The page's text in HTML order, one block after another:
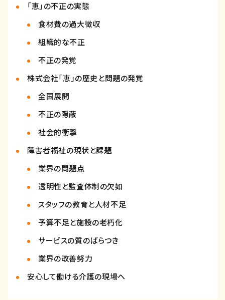
「恵」の不正の実態
食材費の過大徴収
組織的な不正
不正の発覚
株式会社「恵」の歴史と問題の発覚
全国展開
不正の隠蔽
社会的衝撃
障害者福祉の現状と課題
業界の問題点
透明性と監査体制の欠如
スタッフの教育と人材不足
予算不足と施設の老朽化
サービスの質のばらつき
業界の改善努力
安心して働ける介護の現場へ